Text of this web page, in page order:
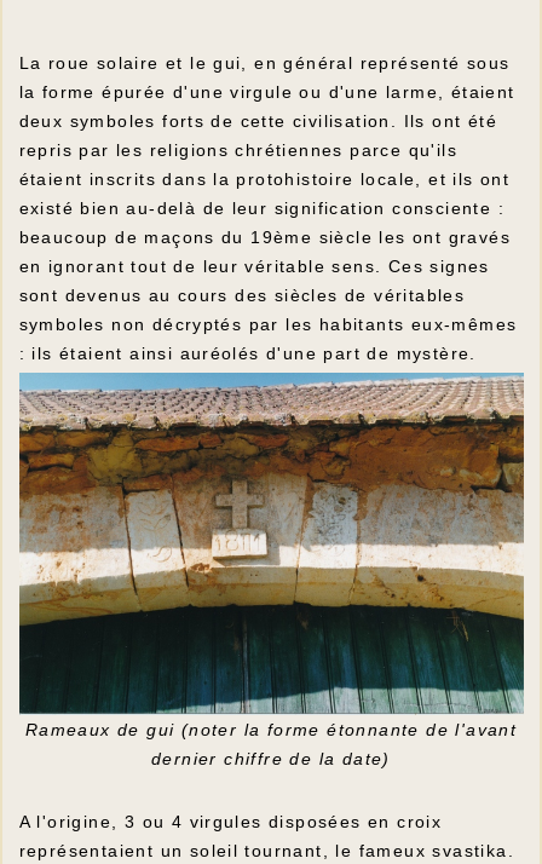
La roue solaire et le gui, en général représenté sous
la forme épurée d'une virgule ou d'une larme, étaient
deux symboles forts de cette civilisation. Ils ont été
repris par les religions chrétiennes parce qu'ils
étaient inscrits dans la protohistoire locale, et ils ont
existé bien au-delà de leur signification consciente :
beaucoup de maçons du 19ème siècle les ont gravés
en ignorant tout de leur véritable sens. Ces signes
sont devenus au cours des siècles de véritables
symboles non décryptés par les habitants eux-mêmes
: ils étaient ainsi auréolés d'une part de mystère.
Rameaux de gui (noter la forme étonnante de l'avant
dernier chiffre de la date)
A l'origine, 3 ou 4 virgules disposées en croix
représentaient un soleil tournant, le fameux svastika.